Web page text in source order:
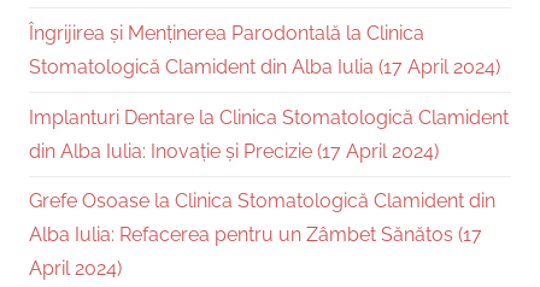
Îngrijirea și Menținerea Parodontală la Clinica
Stomatologică Clamident din Alba Iulia (17 April 2024)
Implanturi Dentare la Clinica Stomatologică Clamident
din Alba Iulia: Inovație și Precizie (17 April 2024)
Grefe Osoase la Clinica Stomatologică Clamident din
Alba Iulia: Refacerea pentru un Zâmbet Sănătos (17
April 2024)